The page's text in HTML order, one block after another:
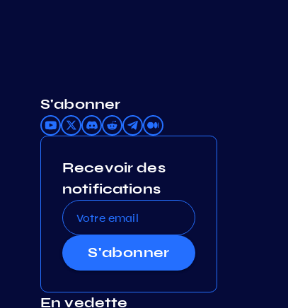
S'abonner
Recevoir des
notifications
S'abonner
En vedette